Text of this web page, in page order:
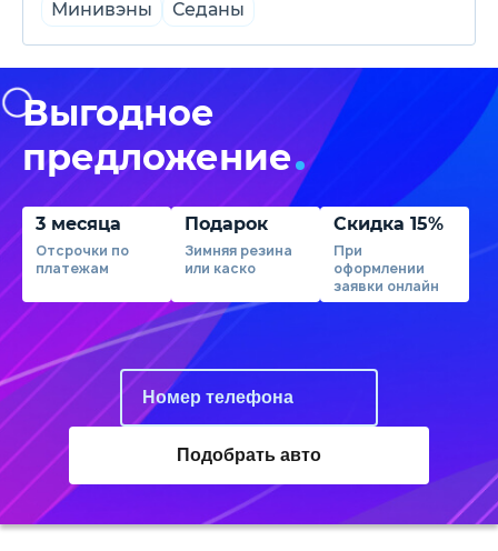
Минивэны
Седаны
Выгодное
предложение
3 месяца
Отсрочки по
платежам
Подарок
Зимняя резина
или каско
Скидка 15%
При
оформлении
заявки онлайн
Подобрать авто